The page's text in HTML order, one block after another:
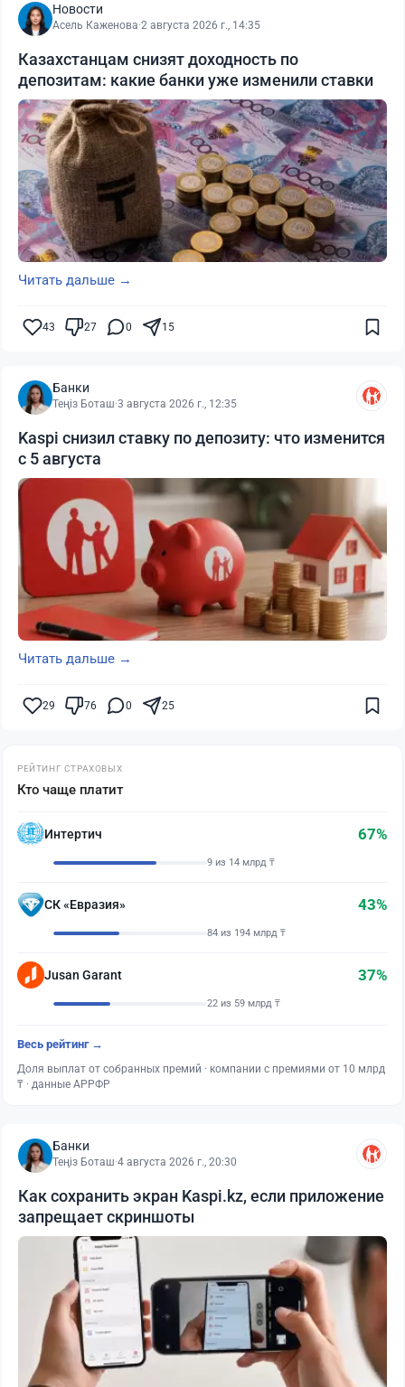
Новости
Асель Каженова·2 августа 2026 г., 14:35
Казахстанцам снизят доходность по
депозитам: какие банки уже изменили ставки
Читать дальше →
43 27 0 15
Банки
Теңіз Боташ·3 августа 2026 г., 12:35
Kaspi снизил ставку по депозиту: что изменится
с 5 августа
Читать дальше →
29 76 0 25
РЕЙТИНГ СТРАХОВЫХ
Кто чаще платит
Интертич 67%
9 из 14 млрд ₸
СК «Евразия» 43%
84 из 194 млрд ₸
Jusan Garant 37%
22 из 59 млрд ₸
Весь рейтинг →
Доля выплат от собранных премий · компании с премиями от 10 млрд
₸ · данные АРРФР
Банки
Теңіз Боташ·4 августа 2026 г., 20:30
Как сохранить экран Kaspi.kz, если приложение
запрещает скриншоты